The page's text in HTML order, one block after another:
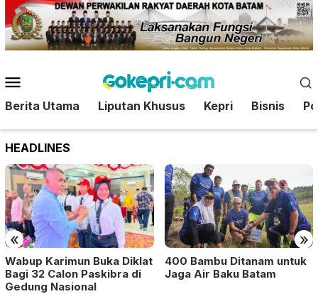
Loncat
ke
konten
Mobile
Berita Utama Liputan Khusus Kepri Bisnis
HEADLINES
« »
Wabup Karimun Buka Diklat
Bagi 32 Calon Paskibra di
Gedung Nasional
400 Bambu Ditanam untuk
Jaga Air Baku Batam